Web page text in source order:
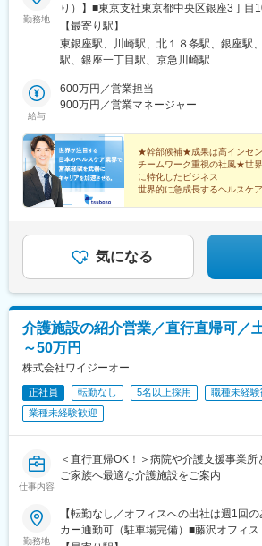
勤務地
り）】■東京支社東京都中央区銀座3丁目
■川崎支社神奈川県川崎市川崎区小川町
幌本社北海道札幌市北区北20条西6丁目1
（敷地内全面禁煙）【営業エリアについ
（車・公共交通での訪問／直行可の場合あ
【最寄り駅】
東銀座駅、川崎駅、北１８条駅、銀座駅
駅、銀座一丁目駅、京急川崎駅
給与
600万円／営業担当
900万円／営業マネージャー
★幹部候補★成果は高インセ
チームワーク重視の社風★世
に特化したビジネス
世界的に急成長するヘルスケ
気になる
介護施設の紹介営業／直行直帰可／
～50万円
株式会社ワイジーオー
正社員 転勤なし 5名以上採用
職種未経験
業種未経験歓迎
仕事内容
＜直行直帰OK！＞病院や介護支援事業
ご家族へ最適な介護施設をご案内
勤務地
【転勤なし／オフィスへの出社は週1回
カー通勤可（駐車場完備）■藤沢オフィ